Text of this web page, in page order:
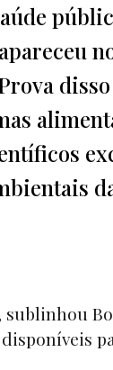
Prova
sublinhou